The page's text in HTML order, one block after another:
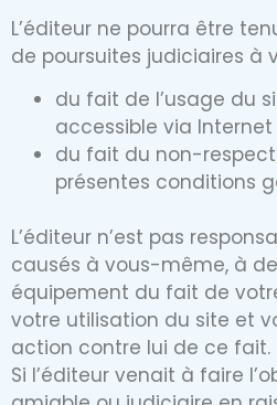
L’éditeur ne pourra être
de poursuites judiciaires à
du fait de l’usage du
accessible via Internet
du fait du non-
présentes conditions
L’éditeur n’est pas
causés à vous-même, à
équipement du fait de
votre utilisation du site et
action contre lui de ce fait.
Si l’éditeur venait à faire